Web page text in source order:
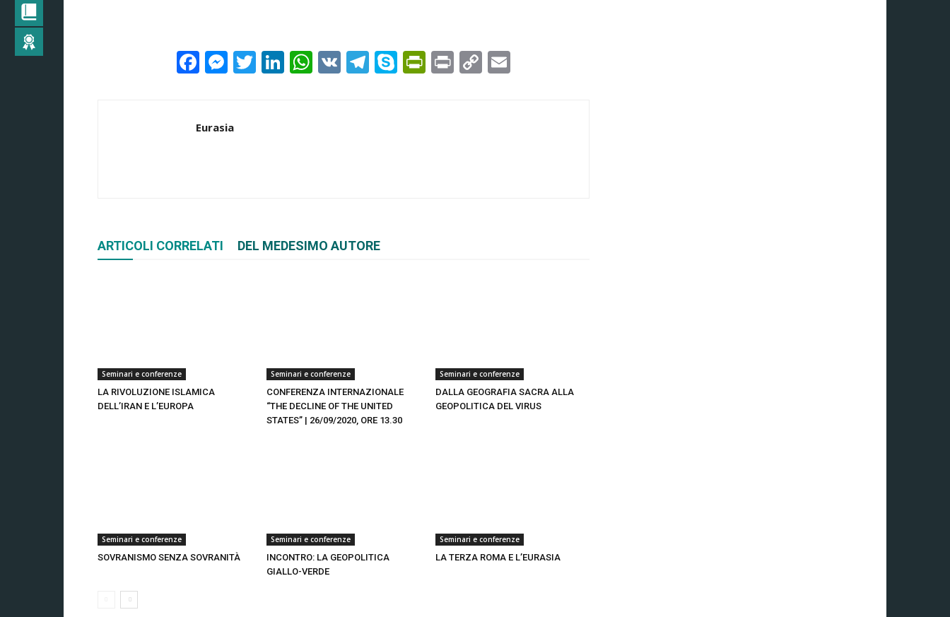
Facebook
Messenger
TwitterLinkedIn
WhatsApp
VK Telegram
SkypePrintFriendly
PrintCopy
Eurasia
ARTICOLI CORRELATI DEL MEDESIMO AUTORE
Seminari e conferenze
LA RIVOLUZIONE ISLAMICA
DELL’IRAN E L’EUROPA
Seminari e conferenze
CONFERENZA INTERNAZIONALE
“THE DECLINE OF THE UNITED
STATES” | 26/09/2020, ORE 13.30
Seminari e conferenze
DALLA GEOGRAFIA SACRA ALLA
GEOPOLITICA DEL VIRUS
Seminari e conferenze
SOVRANISMO SENZA SOVRANITÀ
Seminari e conferenze
INCONTRO: LA GEOPOLITICA
GIALLO-VERDE
Seminari e conferenze
LA TERZA ROMA E L’EURASIA